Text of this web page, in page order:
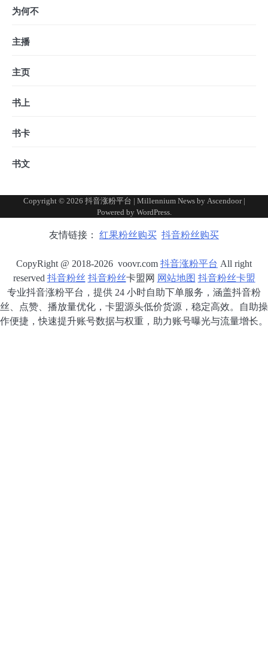
为何不
主播
主页
书上
书卡
书文
Copyright © 2026 抖音涨粉平台 | Millennium News by Ascendoor|
Powered by WordPress.
友情链接： 红果粉丝购买 抖音粉丝购买
CopyRight @ 2018-2026 voovr.com 抖音涨粉平台 All right
reserved 抖音粉丝 抖音粉丝卡盟网 网站地图 抖音粉丝卡盟
专业抖音涨粉平台，提供 24 小时自助下单服务，涵盖抖音粉
丝、点赞、播放量优化，卡盟源头低价货源，稳定高效。自助操
作便捷，快速提升账号数据与权重，助力账号曝光与流量增长。